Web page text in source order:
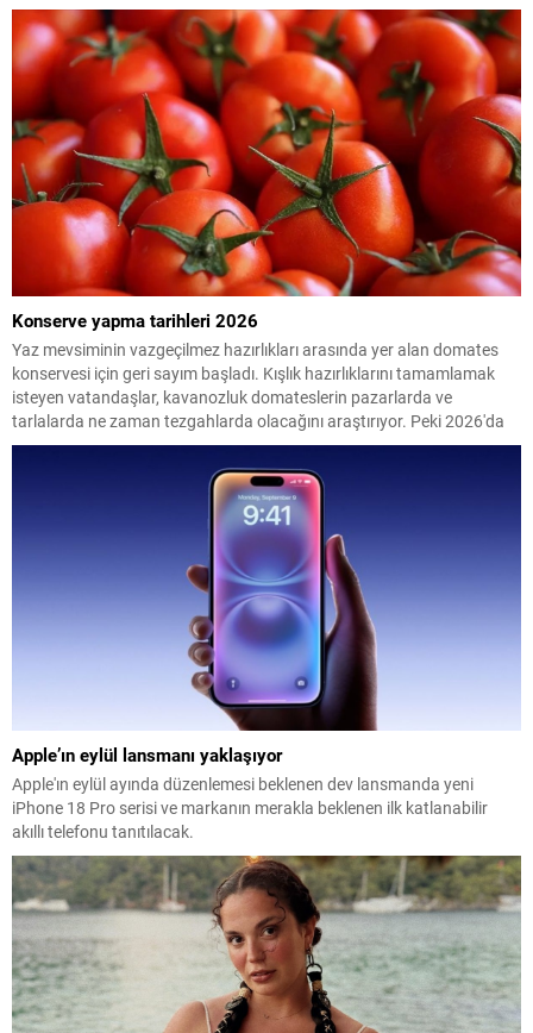
Konserve yapma tarihleri 2026
Yaz mevsiminin vazgeçilmez hazırlıkları arasında yer alan domates
konservesi için geri sayım başladı. Kışlık hazırlıklarını tamamlamak
isteyen vatandaşlar, kavanozluk domateslerin pazarlarda ve
tarlalarda ne zaman tezgahlarda olacağını araştırıyor. Peki 2026'da
konserve yapılacak domates ne zaman çıkacak? İşte en uygun
Apple’ın eylül lansmanı yaklaşıyor
Apple'ın eylül ayında düzenlemesi beklenen dev lansmanda yeni
iPhone 18 Pro serisi ve markanın merakla beklenen ilk katlanabilir
akıllı telefonu tanıtılacak.